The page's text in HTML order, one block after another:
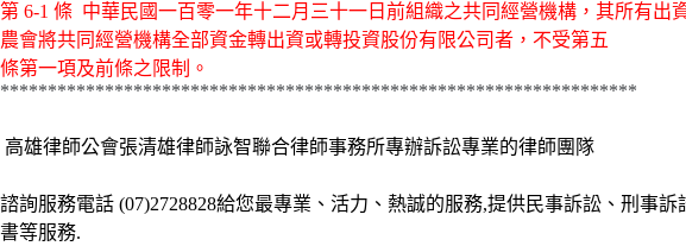
第 6-1 條 中華民國一百零一年十二月三十一日前組織之共同經營機構，其所有出
農會將共同經營機構全部資金轉出資或轉投資股份有限公司者，不受第五
條第一項及前條之限制。
*******************************************************************
高雄律師公會張清雄律師詠智聯合律師事務所專辦訴訟專業的律師團隊
諮詢服務電話 (07)2728828給您最專業、活力、熱誠的服務,提供民事訴訟、刑事
書等服務.